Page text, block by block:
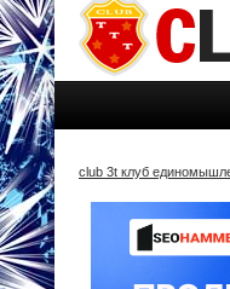
club 3t клуб